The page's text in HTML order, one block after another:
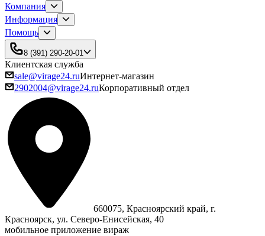
Компания
Информация
Помощь
8 (391) 290-20-01
Клиентская служба
sale@virage24.ruИнтернет-магазин
2902004@virage24.ruКорпоративный отдел
660075, Красноярский край, г.
Красноярск, ул. Северо‑Енисейская, 40
мобильное приложение вираж